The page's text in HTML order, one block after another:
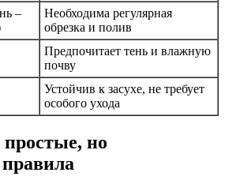
–
Необходима регулярная
обрезка и полив
Предпочитает тень и влажную
почву
Устойчив к засухе, не требует
особого ухода
простые, но